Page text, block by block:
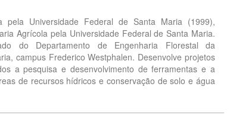
pela Universidade Federal de Santa Maria (1999),
Agrícola pela Universidade Federal de Santa Maria.
do Departamento de Engenharia Florestal da
campus Frederico Westphalen. Desenvolve projetos
a pesquisa e desenvolvimento de ferramentas e a
de recursos hídricos e conservação de solo e água